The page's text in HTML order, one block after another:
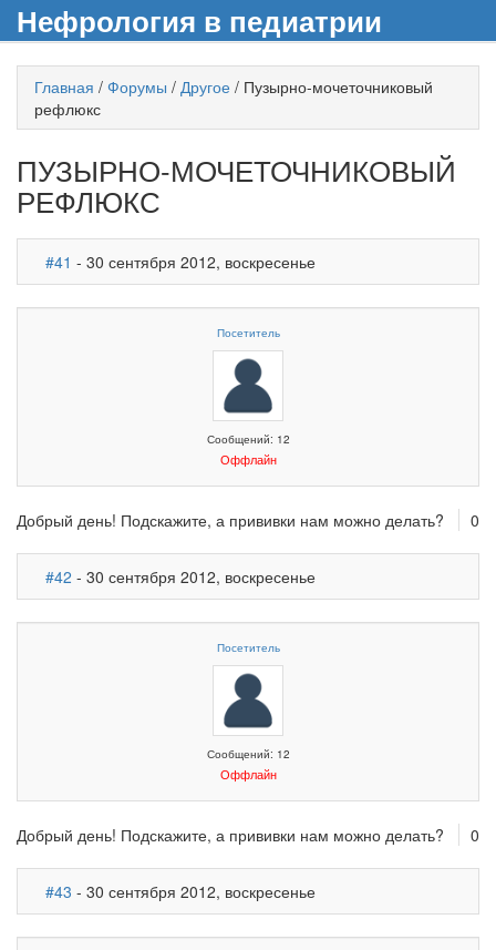
Нефрология в педиатрии
Главная / Форумы / Другое / Пузырно-мочеточниковый
рефлюкс
ПУЗЫРНО-МОЧЕТОЧНИКОВЫЙ
РЕФЛЮКС
#41 - 30 сентября 2012, воскресенье
Посетитель
Сообщений: 12
Оффлайн
0
Добрый день! Подскажите, а прививки нам можно делать?
#42 - 30 сентября 2012, воскресенье
Посетитель
Сообщений: 12
Оффлайн
0
Добрый день! Подскажите, а прививки нам можно делать?
#43 - 30 сентября 2012, воскресенье